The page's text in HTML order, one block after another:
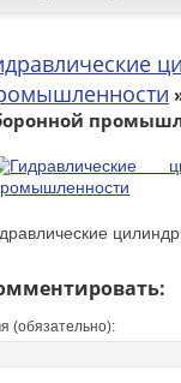
(обязательно):